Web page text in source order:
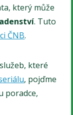
který může
. Tuto
ČNB.
které
, pojďme
poradce,